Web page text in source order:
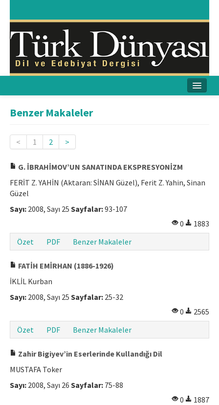
Yayın Kurulu
Yayın İlkeleri
Etik İlkeler
İletişim
Makale Gönder
Benzer Makaleler
< 1 2 >
G. İBRAHİMOV’UN SANATINDA EKSPRESYONİZM
FERİT Z. YAHİN (Aktaran: SİNAN Güzel), Ferit Z. Yahin, Sinan
Güzel
Sayı: 2008, Sayı 25 Sayfalar:93-107
0
1883
Özet
PDF Benzer Makaleler
FATİH EMİRHAN (1886-1926)
İKLİL Kurban
Sayı: 2008, Sayı 25 Sayfalar: 25-32
0
2565
Özet
PDF Benzer Makaleler
Zahir Bigiyev’in Eserlerinde Kullandığı Dil
MUSTAFA Toker
Sayı: 2008, Sayı 26 Sayfalar: 75-88
0
1887